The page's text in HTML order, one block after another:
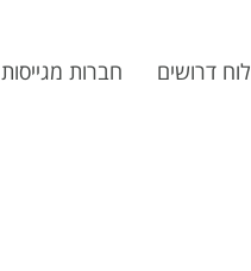
לוח דרושים חברות מגייסות